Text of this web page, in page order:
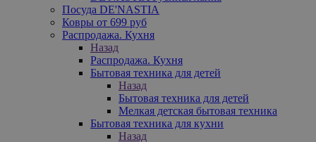
Посуда DE'NASTIA
Ковры от 699 руб
Распродажа. Кухня
Назад
Распродажа. Кухня
Бытовая техника для детей
Назад
Бытовая техника для детей
Мелкая детская бытовая техника
Бытовая техника для кухни
Назад